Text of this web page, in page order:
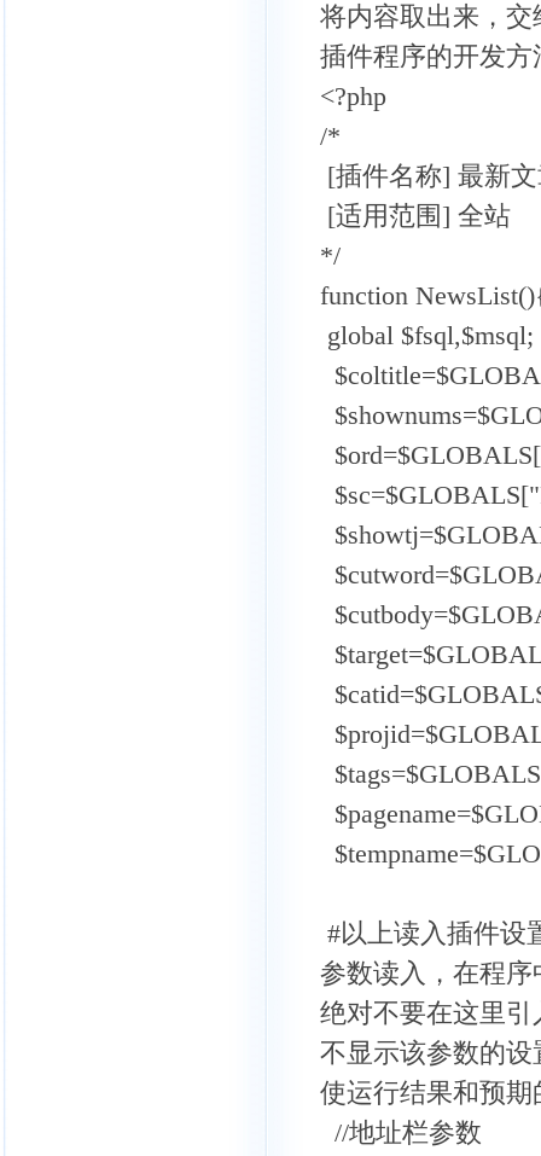
将内容取出来，
插件程序的开发方
<?php
/*
[插件名称] 最新
[适用范围] 全站
*/
function
global
#以上读入插件设
参数读入，在程
绝对不要在这里
不显示该参数的
使运行结果和预期
//地址栏参数